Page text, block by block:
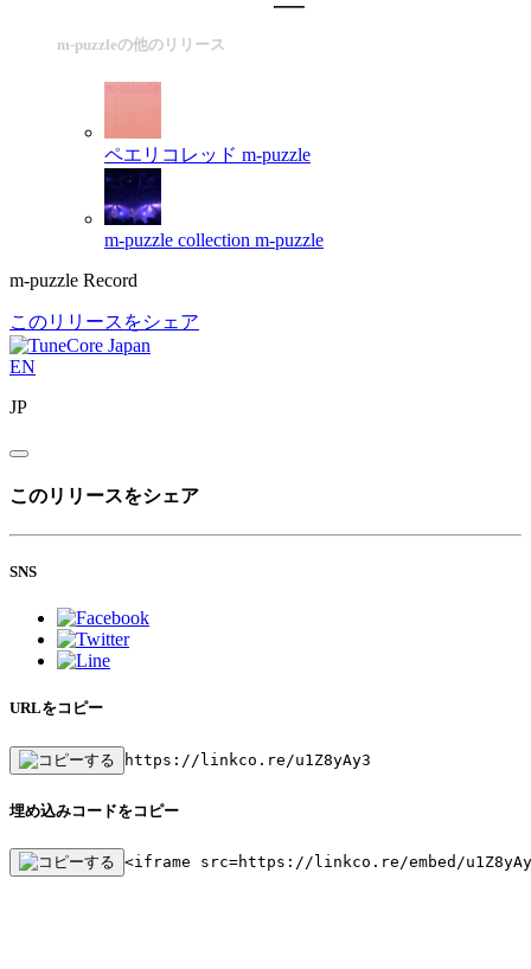
m-puzzleの他のリリース
ペエリコレッド m-puzzle
m-puzzle collection m-puzzle
m-puzzle Record
このリリースをシェア
EN
JP
このリリースをシェア
SNS
URLをコピー
https://linkco.re/u1Z8yAy3
埋め込みコードをコピー
<iframe src=https://linkco.re/embed/